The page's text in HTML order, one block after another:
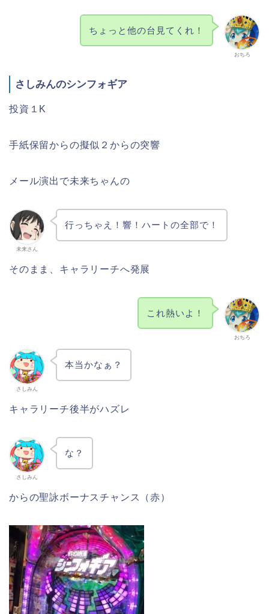
おちろ
ちょっと他の台見てくれ！
さしみんのシンフォギア
投資１K
手紙保留からの擬似２からの突響
メール演出で未来ちゃんの
未来さん
行っちゃえ！響！ハートの全部で！
そのまま、キャラリーチへ発展
おちろ
これ熱いよ！
さしみん
本当かなぁ？
キャラリーチ後半がハズレ
さしみん
な？
からの聖詠ボーナスチャンス（赤）